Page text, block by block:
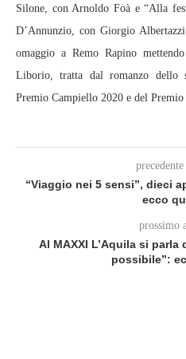
Silone, con Arnoldo Foà e “Alla
D’Annunzio, con Giorgio
omaggio a Remo Rapino
Liborio, tratta dal romanzo dello
Premio Campiello 2020 e del Premio
“Viaggio nei 5 sensi”, dieci
ecco
prossimo
Al MAXXI L’Aquila si
possibile”: